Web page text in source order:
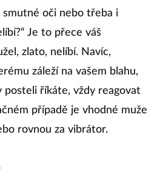
smutné oči nebo třeba i
Je to přece váš
zlato, nelíbí. Navíc,
záleží na vašem blahu,
posteli říkáte, vždy reagovat
případě je vhodné muže
rovnou za vibrátor.